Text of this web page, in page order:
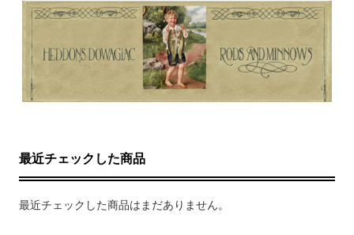
最近チェックした商品
最近チェックした商品はまだありません。